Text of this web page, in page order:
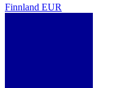
Finnland EUR